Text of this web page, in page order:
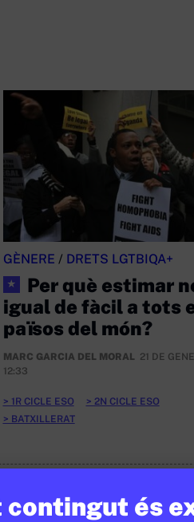
contingut és
GÈNERE / DRETS LGTBIQA+
★
Per què estimar
igual de fàcil a tots
països del món?
MARC GARCIA DEL MORAL 21 DE
12:33
1R CICLE ESO
2N CICLE ESO
BATXILLERAT